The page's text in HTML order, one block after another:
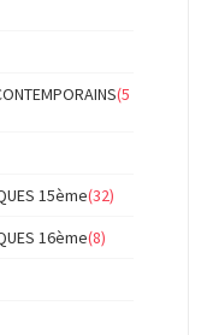
(5
15ème(32)
16ème(8)